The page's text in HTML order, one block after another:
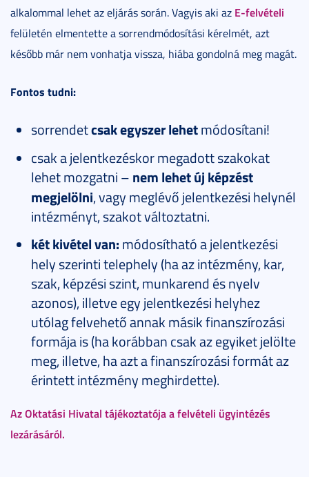
alkalommal lehet az eljárás során. Vagyis aki az E-felvételi
felületén elmentette a sorrendmódosítási kérelmét, azt
később már nem vonhatja vissza, hiába gondolná meg magát.
Fontos tudni:
sorrendetcsak egyszer lehetmódosítani!
csak a jelentkezéskor megadott szakokat
lehet mozgatni – nem lehet új képzést
megjelölni, vagy meglévő jelentkezési helynél
intézményt, szakot változtatni.
két kivétel van: módosítható a jelentkezési
hely szerinti telephely (ha az intézmény, kar,
szak, képzési szint, munkarend és nyelv
azonos), illetve egy jelentkezési helyhez
utólag felvehető annak másik finanszírozási
formája is (ha korábban csak az egyiket jelölte
meg, illetve, ha azt a finanszírozási formát az
érintett intézmény meghirdette).
Az Oktatási Hivatal tájékoztatója a felvételi ügyintézés
lezárásáról.